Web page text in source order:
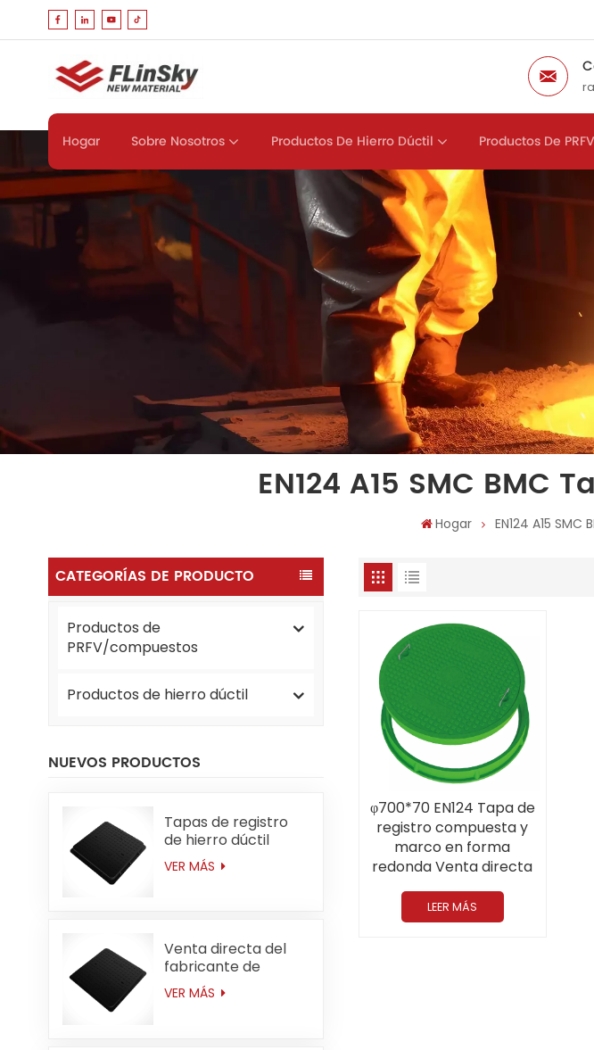
Hogar Sobre Nosotros Productos De Hierro Dúctil Productos De
EN124 A15 SMC BMC
Hogar EN124 A15
CATEGORÍAS DE PRODUCTO
Productos de
PRFV/compuestos
Productos de hierro dúctil
NUEVOS PRODUCTOS
Tapas de registro
de hierro dúctil
cuadradas de
servicio mediano
VER MÁS
Venta directa del
fabricante de
cubiertas de
registro de hierro
VER MÁS
φ700*70 EN124 Tapa de
registro compuesta y
marco en forma
redonda Venta directa
del fabricante de China
LEER MÁS